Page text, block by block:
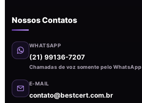
Nossos Contatos
WHATSAPP
(21) 99136-7207
Chamadas de voz somente pelo WhatsApp
E-MAIL
contato@bestcert.com.br